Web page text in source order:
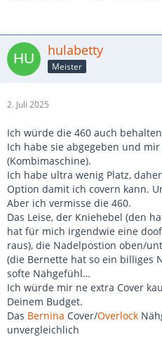
hulabetty
Meister
2. Juli 2025
Ich würde die 460 auch
Ich habe sie abgegeben und
(Kombimaschine).
Ich habe ultra wenig Platz,
Option damit ich covern kann.
Aber ich vermisse die 460.
Das Leise, der Kniehebel (den
hat für mich irgendwie eine
raus), die Nadelpostion oben/
(die Bernette hat so ein billiges
softe Nähgefühl…
Ich würde mir ne extra Cover
Deinem Budget.
Das Bernina Cover/Overlock
unvergleichlich